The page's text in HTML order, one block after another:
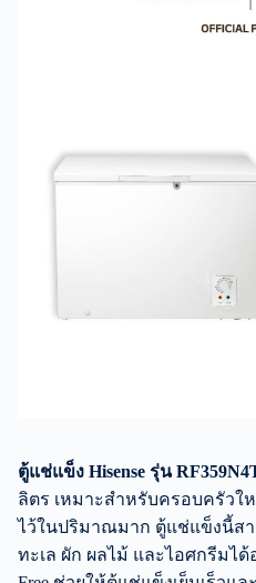
ตู้แช่แข็ง Hisense รุ่น
ลิตร เหมาะสำหรับครอบครัวใ
ไว้ในปริมาณมาก ตู้แช่แข็งนี้สา
ทะเล ผัก ผลไม้ และไอศกรีมได้